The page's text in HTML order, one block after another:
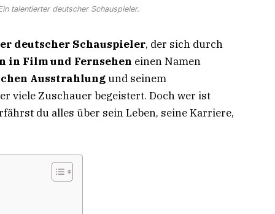
talentierter deutscher Schauspieler.
deutscher Schauspieler, der sich durch
in Film und Fernsehen einen Namen
Ausstrahlungund seinem
viele Zuschauer begeistert. Doch wer ist
du alles über sein Leben, seine Karriere,